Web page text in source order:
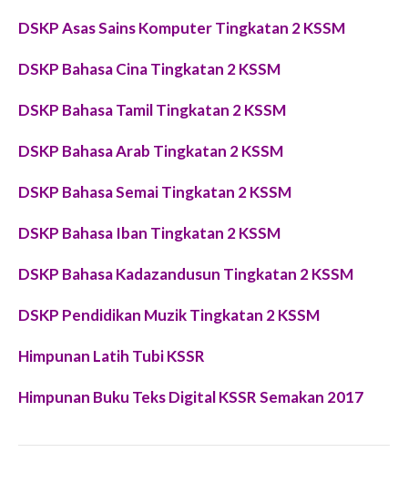
DSKP Asas Sains Komputer Tingkatan 2 KSSM
DSKP Bahasa Cina Tingkatan 2 KSSM
DSKP Bahasa Tamil Tingkatan 2 KSSM
DSKP Bahasa Arab Tingkatan 2 KSSM
DSKP Bahasa Semai Tingkatan 2 KSSM
DSKP Bahasa Iban Tingkatan 2 KSSM
DSKP Bahasa Kadazandusun Tingkatan 2 KSSM
DSKP Pendidikan Muzik Tingkatan 2 KSSM
Himpunan Latih Tubi KSSR
Himpunan Buku Teks Digital KSSR Semakan 2017